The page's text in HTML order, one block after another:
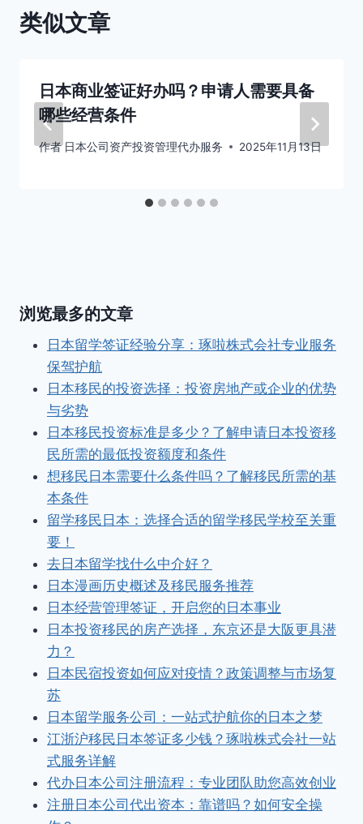
类似文章
日本商业签证好办吗？申请人需要具备
哪些经营条件
作者 日本公司资产投资管理代办服务 2025年11月13日
浏览最多的文章
日本留学签证经验分享：琢啦株式会社专业服务
保驾护航
日本移民的投资选择：投资房地产或企业的优势
与劣势
日本移民投资标准是多少？了解申请日本投资移
民所需的最低投资额度和条件
想移民日本需要什么条件吗？了解移民所需的基
本条件
留学移民日本：选择合适的留学移民学校至关重
要！
去日本留学找什么中介好？
日本漫画历史概述及移民服务推荐
日本经营管理签证，开启您的日本事业
日本投资移民的房产选择，东京还是大阪更具潜
力？
日本民宿投资如何应对疫情？政策调整与市场复
苏
日本留学服务公司：一站式护航你的日本之梦
江浙沪移民日本签证多少钱？琢啦株式会社一站
式服务详解
代办日本公司注册流程：专业团队助您高效创业
注册日本公司代出资本：靠谱吗？如何安全操